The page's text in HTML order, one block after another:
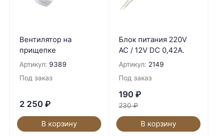
Вентилятор на
прищепке
Артикул: 9389
Под заказ
2 250 ₽
В корзину
Блок питания 220V
AC / 12V DC 0,42A.
Артикул: 2149
Под заказ
190 ₽
230 ₽
В корзину